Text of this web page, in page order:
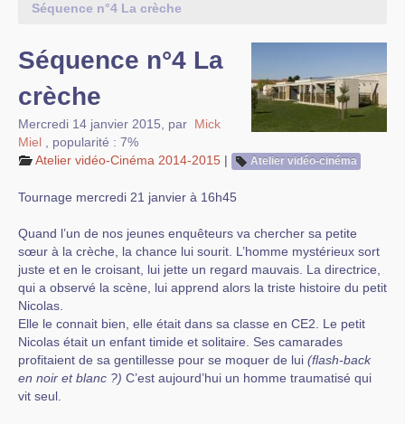
Séquence n°4 La crèche
Séquence n°4 La
crèche
Mercredi 14 janvier 2015 par Mick
Miel
popularité : 7%
Atelier vidéo-Cinéma 2014-2015 | Atelier vidéo-cinéma
Tournage mercredi 21 janvier à 16h45
Quand l’un de nos jeunes enquêteurs va chercher sa petite
sœur à la crèche, la chance lui sourit. L’homme mystérieux sort
juste et en le croisant, lui jette un regard mauvais. La directrice,
qui a observé la scène, lui apprend alors la triste histoire du petit
Nicolas.
Elle le connait bien, elle était dans sa classe en CE2. Le petit
Nicolas était un enfant timide et solitaire. Ses camarades
profitaient de sa gentillesse pour se moquer de lui (flash-back
en noir et blanc ?) C’est aujourd’hui un homme traumatisé qui
vit seul.